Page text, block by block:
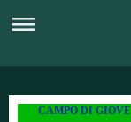
CAMPO DI